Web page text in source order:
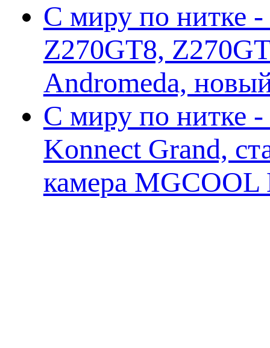
С миру по нитке -
Z270GT8,
Andromeda,
С миру по нитке -
Konnect Grand,
камера MGCOOL